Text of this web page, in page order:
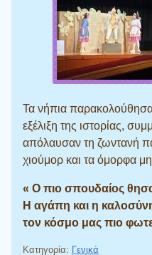
Τα νήπια
εξέλιξη της ιστορίας,
απόλαυσαν τη ζωντανή
χιούμορ και τα όμορφα
« Ο πιο σπουδαίος
Η αγάπη και η
τον κόσμο μας πιο
Κατηγορία: Γενικά